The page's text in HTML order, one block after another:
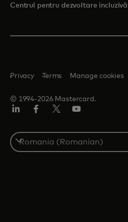
Centrul pentru dezvoltare incluzivă
© 1994-2026 Mastercard.
Privacy Terms Manage cookies
Select
a
country